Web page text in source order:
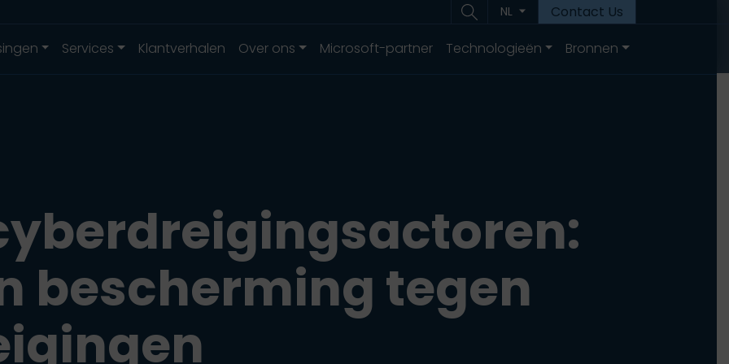
NL
Contact Us
Services Klantverhalen Over ons Microsoft-partner Technologieën Bronnen
bescherming tegen